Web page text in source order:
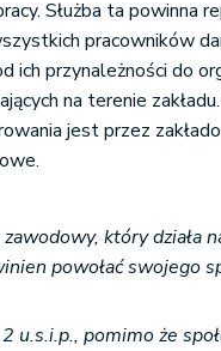
Służba ta powinna
pracowników
ich przynależności do
na terenie
jest przez
który działa
powołać swojego
u.s.i.p., pomimo że